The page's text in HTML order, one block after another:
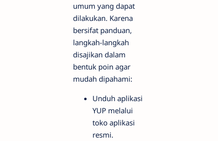
umum yang dapat
dilakukan. Karena
bersifat panduan,
langkah-langkah
disajikan dalam
bentuk poin agar
mudah dipahami:
Unduh aplikasi
YUP melalui
toko aplikasi
resmi.